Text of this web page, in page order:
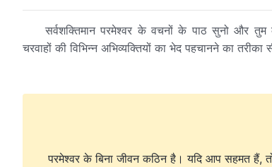
सर्वशक्तिमान परमेश्वर के वचनों के पाठ सुनो और तुम
चरवाहों की विभिन्न अभिव्यक्तियों का भेद पहचानने का तरीका
परमेश्वर के बिना जीवन कठिन है। यदि आप सहमत हैं,